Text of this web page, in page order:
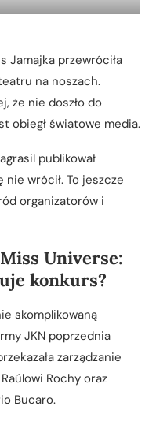
Jamajka przewróciła
na noszach.
że nie doszło do
obiegł światowe media.
publikował
nie wrócił. To jeszcze
organizatorów i
Universe:
konkurs?
skomplikowaną
JKN poprzednia
zarządzanie
Rochy oraz
Bucaro.